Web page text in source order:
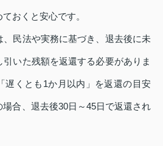
おくと安心です。
民法や実務に基づき、退去後に未
いた残額を返還する必要がありま
遅くとも1か月以内」を返還の目安
合、退去後30日～45日で返還され